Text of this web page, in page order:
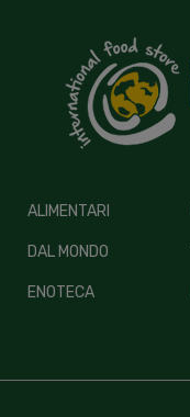
ALIMENTARI
DAL MONDO
ENOTECA